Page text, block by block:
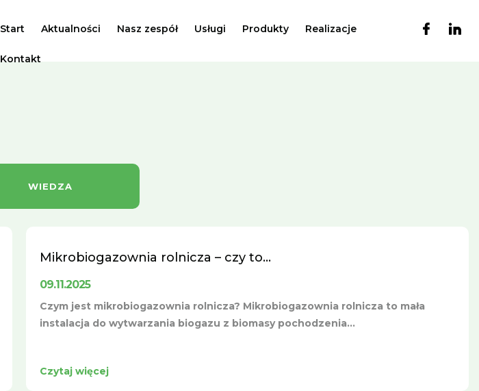
Start Aktualności Nasz zespół Usługi Produkty Realizacje
Kontakt
WIEDZA
Mikrobiogazownia rolnicza – czy to...
09.11.2025
Czym jest mikrobiogazownia rolnicza? Mikrobiogazownia rolnicza to mała
instalacja do wytwarzania biogazu z biomasy pochodzenia...
Czytaj więcej